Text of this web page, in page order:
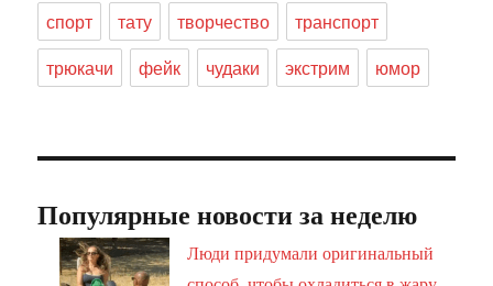
спорт
тату творчество
транспорт
трюкачи
фейк чудаки экстрим юмор
Популярные новости за неделю
Люди придумали оригинальный